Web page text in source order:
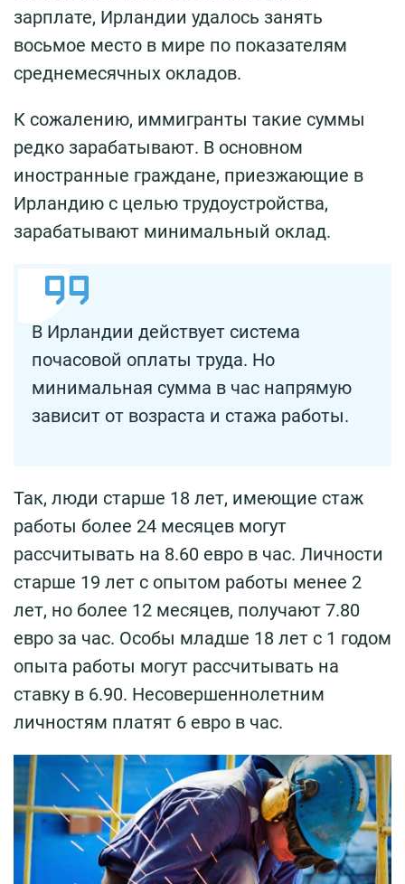
зарплате, Ирландии удалось занять
восьмое место в мире по показателям
среднемесячных окладов.
К сожалению, иммигранты такие суммы
редко зарабатывают. В основном
иностранные граждане, приезжающие в
Ирландию с целью трудоустройства,
зарабатывают минимальный оклад.
В Ирландии действует система
почасовой оплаты труда. Но
минимальная сумма в час напрямую
зависит от возраста и стажа работы.
Так, люди старше 18 лет, имеющие стаж
работы более 24 месяцев могут
рассчитывать на 8.60 евро в час. Личности
старше 19 лет с опытом работы менее 2
лет, но более 12 месяцев, получают 7.80
евро за час. Особы младше 18 лет с 1 годом
опыта работы могут рассчитывать на
ставку в 6.90. Несовершеннолетним
личностям платят 6 евро в час.